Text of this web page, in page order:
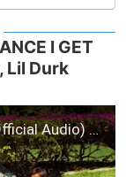
I GET
Lil Durk
DJ Khaled – EVERY CHANCE I GET (Official Audio) ft. Lil Baby, Lil Durk